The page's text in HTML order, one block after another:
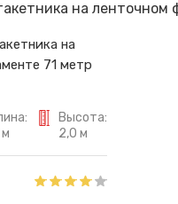
на
71 метр
м
Высота:
2,0 м